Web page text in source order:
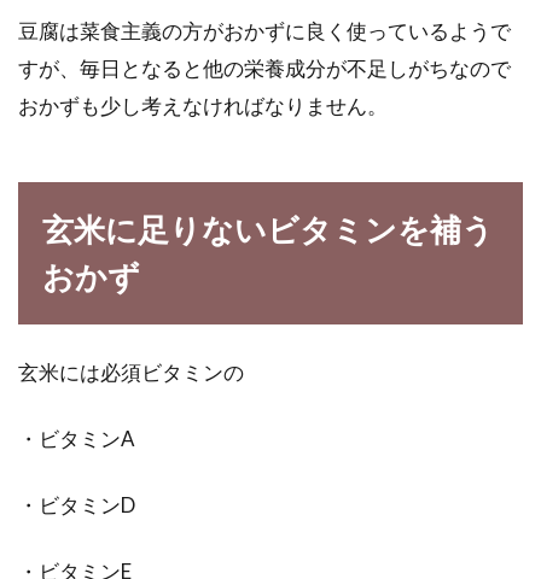
豆腐は菜食主義の方がおかずに良く使っているようで
すが、毎日となると他の栄養成分が不足しがちなので
おかずも少し考えなければなりません。
玄米に足りないビタミンを補う
おかず
玄米には必須ビタミンの
・ビタミンA
・ビタミンD
・ビタミンE